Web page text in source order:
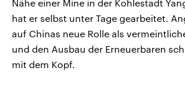
Nähe einer Mine in der Kohlestadt
hat er selbst unter Tage gearbeitet.
auf Chinas neue Rolle als
und den Ausbau der Erneuerbaren
mit dem Kopf.